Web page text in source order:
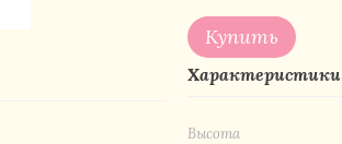
Купить
Характеристики
Высота